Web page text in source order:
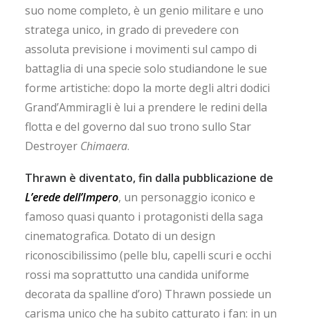
suo nome completo, è un genio militare e uno
stratega unico, in grado di prevedere con
assoluta previsione i movimenti sul campo di
battaglia di una specie solo studiandone le sue
forme artistiche: dopo la morte degli altri dodici
Grand’Ammiragli è lui a prendere le redini della
flotta e del governo dal suo trono sullo Star
Destroyer Chimaera.
Thrawn è diventato, fin dalla pubblicazione de
L’erede dell’Impero, un personaggio iconico e
famoso quasi quanto i protagonisti della saga
cinematografica. Dotato di un design
riconoscibilissimo (pelle blu, capelli scuri e occhi
rossi ma soprattutto una candida uniforme
decorata da spalline d’oro) Thrawn possiede un
carisma unico che ha subito catturato i fan: in un